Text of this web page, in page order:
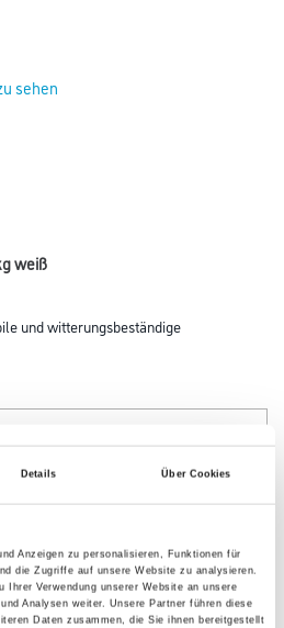
Details Über Cookies
Anzeigen zu personalisieren, Funktionen für
die Zugriffe auf unsere Website zu analysieren.
Ihrer Verwendung unserer Website an unsere
Analysen weiter. Unsere Partner führen diese
Daten zusammen, die Sie ihnen bereitgestellt
sehen
weiß
und witterungsbeständige